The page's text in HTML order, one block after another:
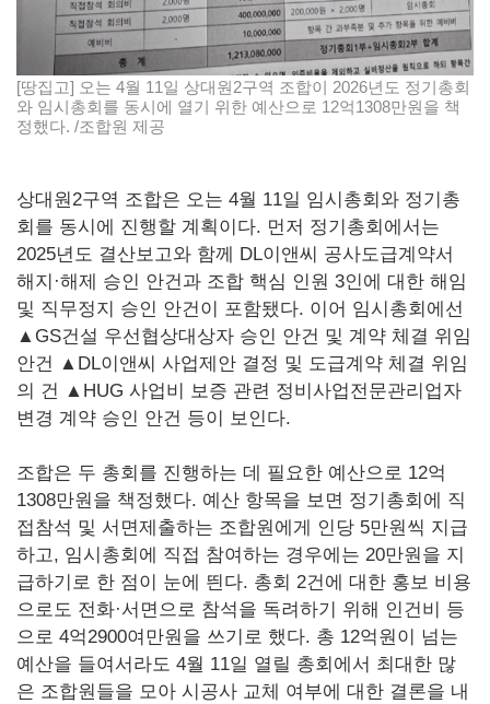
[땅집고] 오는 4월 11일 상대원2구역 조합이 2026년도 정기총회
와 임시총회를 동시에 열기 위한 예산으로 12억1308만원을 책
정했다. /조합원 제공
상대원2구역 조합은 오는 4월 11일 임시총회와 정기총
회를 동시에 진행할 계획이다. 먼저 정기총회에서는
2025년도 결산보고와 함께 DL이앤씨 공사도급계약서
해지·해제 승인 안건과 조합 핵심 인원 3인에 대한 해임
및 직무정지 승인 안건이 포함됐다. 이어 임시총회에선
▲GS건설 우선협상대상자 승인 안건 및 계약 체결 위임
안건 ▲DL이앤씨 사업제안 결정 및 도급계약 체결 위임
의 건 ▲HUG 사업비 보증 관련 정비사업전문관리업자
변경 계약 승인 안건 등이 보인다.
조합은 두 총회를 진행하는 데 필요한 예산으로 12억
1308만원을 책정했다. 예산 항목을 보면 정기총회에 직
접참석 및 서면제출하는 조합원에게 인당 5만원씩 지급
하고, 임시총회에 직접 참여하는 경우에는 20만원을 지
급하기로 한 점이 눈에 띈다. 총회 2건에 대한 홍보 비용
으로도 전화·서면으로 참석을 독려하기 위해 인건비 등
으로 4억2900여만원을 쓰기로 했다. 총 12억원이 넘는
예산을 들여서라도 4월 11일 열릴 총회에서 최대한 많
은 조합원들을 모아 시공사 교체 여부에 대한 결론을 내